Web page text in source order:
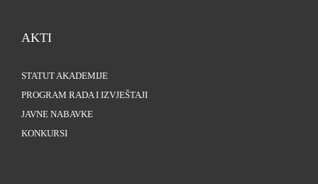
AKTI
STATUT AKADEMIJE
PROGRAM RADA I IZVJEŠTAJI
JAVNE NABAVKE
KONKURSI